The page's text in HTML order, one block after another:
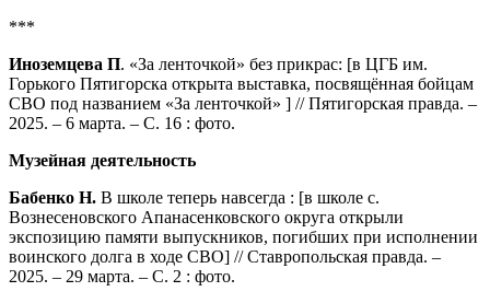
***
Иноземцева П. «За ленточкой» без прикрас: [в ЦГБ им.
Горького Пятигорска открыта выставка, посвящённая бойцам
СВО под названием «За ленточкой» ] // Пятигорская правда. –
2025. – 6 марта. – С. 16 : фото.
Музейная деятельность
Бабенко Н. В школе теперь навсегда : [в школе с.
Вознесеновского Апанасенковского округа открыли
экспозицию памяти выпускников, погибших при исполнении
воинского долга в ходе СВО] // Ставропольская правда. –
2025. – 29 марта. – С. 2 : фото.